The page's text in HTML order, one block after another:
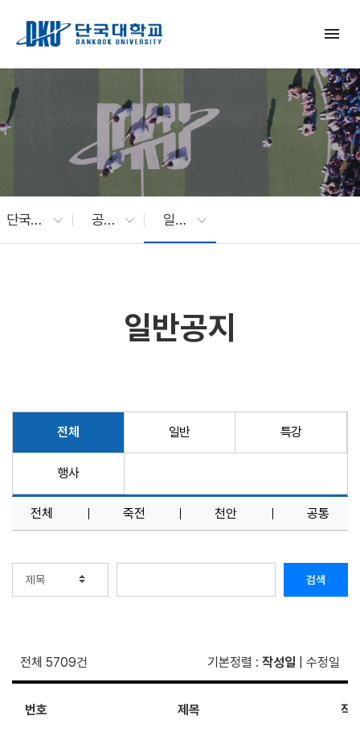
menu
단국대 소식 공지사항 일반공지
일반공지
전체 일반 특강
행사
전체 죽전 천안 공통
검색
전체 5709건 기본정렬 : 작성일 수정일
번호 제목 작